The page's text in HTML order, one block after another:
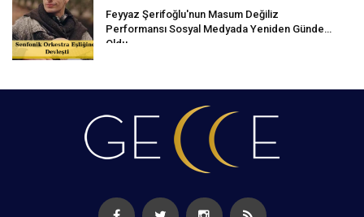
Feyyaz Şerifoğlu'nun Masum Değiliz
Performansı Sosyal Medyada Yeniden Gündem
Oldu